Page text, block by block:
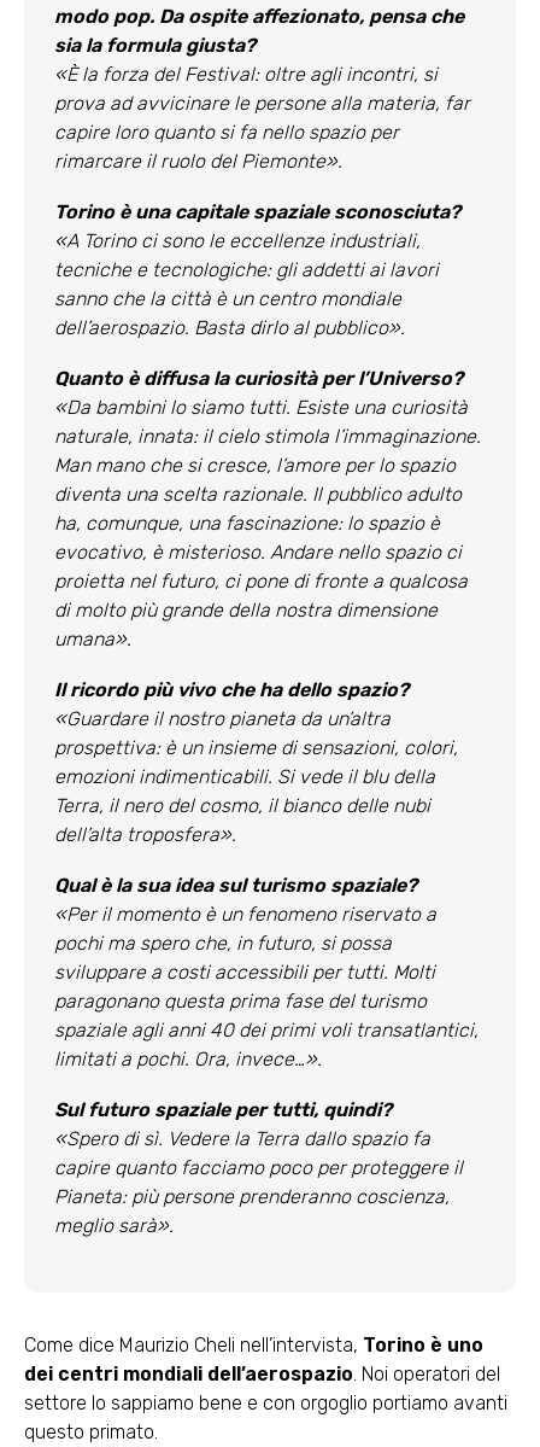
modo pop. Da ospite affezionato, pensa che
sia la formula giusta?
«È la forza del Festival: oltre agli incontri, si
prova ad avvicinare le persone alla materia, far
capire loro quanto si fa nello spazio per
rimarcare il ruolo del Piemonte».
Torino è una capitale spaziale sconosciuta?
«A Torino ci sono le eccellenze industriali,
tecniche e tecnologiche: gli addetti ai lavori
sanno che la città è un centro mondiale
dell’aerospazio. Basta dirlo al pubblico».
Quanto è diffusa la curiosità per l’Universo?
«Da bambini lo siamo tutti. Esiste una curiosità
naturale, innata: il cielo stimola l’immaginazione.
Man mano che si cresce, l’amore per lo spazio
diventa una scelta razionale. Il pubblico adulto
ha, comunque, una fascinazione: lo spazio è
evocativo, è misterioso. Andare nello spazio ci
proietta nel futuro, ci pone di fronte a qualcosa
di molto più grande della nostra dimensione
umana».
Il ricordo più vivo che ha dello spazio?
«Guardare il nostro pianeta da un’altra
prospettiva: è un insieme di sensazioni, colori,
emozioni indimenticabili. Si vede il blu della
Terra, il nero del cosmo, il bianco delle nubi
dell’alta troposfera».
Qual è la sua idea sul turismo spaziale?
«Per il momento è un fenomeno riservato a
pochi ma spero che, in futuro, si possa
sviluppare a costi accessibili per tutti. Molti
paragonano questa prima fase del turismo
spaziale agli anni 40 dei primi voli transatlantici,
limitati a pochi. Ora, invece…».
Sul futuro spaziale per tutti, quindi?
«Spero di sì. Vedere la Terra dallo spazio fa
capire quanto facciamo poco per proteggere il
Pianeta: più persone prenderanno coscienza,
meglio sarà».
Come dice Maurizio Cheli nell’intervista, Torino è uno
dei centri mondiali dell’aerospazio. Noi operatori del
settore lo sappiamo bene e con orgoglio portiamo avanti
questo primato.